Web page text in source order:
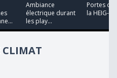
Ambiance
électrique durant
les play...
Portes
la HEIG-VD
CLIMAT